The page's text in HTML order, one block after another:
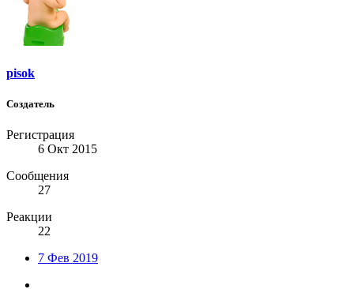
pisok
Создатель
Регистрация
6 Окт 2015
Сообщения
27
Реакции
22
7 Фев 2019